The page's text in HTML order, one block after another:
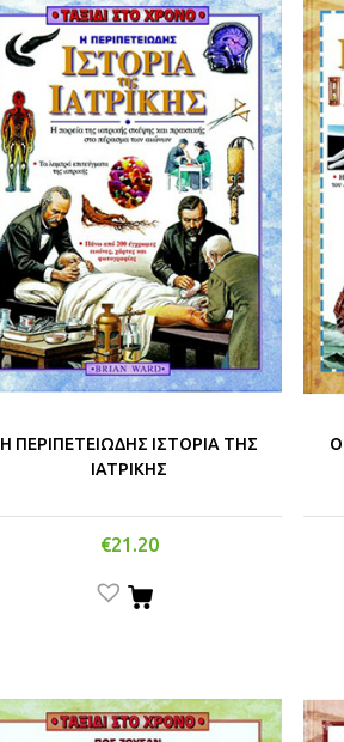
Η ΠΕΡΙΠΕΤΕΙΩΔΗΣ ΙΣΤΟΡΙΑ ΤΗΣ
ΙΑΤΡΙΚΗΣ
€21.20